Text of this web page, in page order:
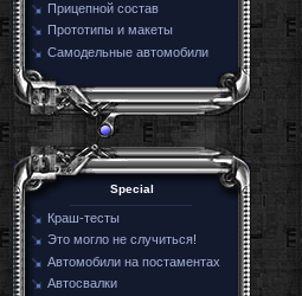
Прицепной состав
Прототипы и макеты
Самодельные автомобили
Special
Краш-тесты
Это могло не случиться!
Автомобили на постаментах
Автосвалки